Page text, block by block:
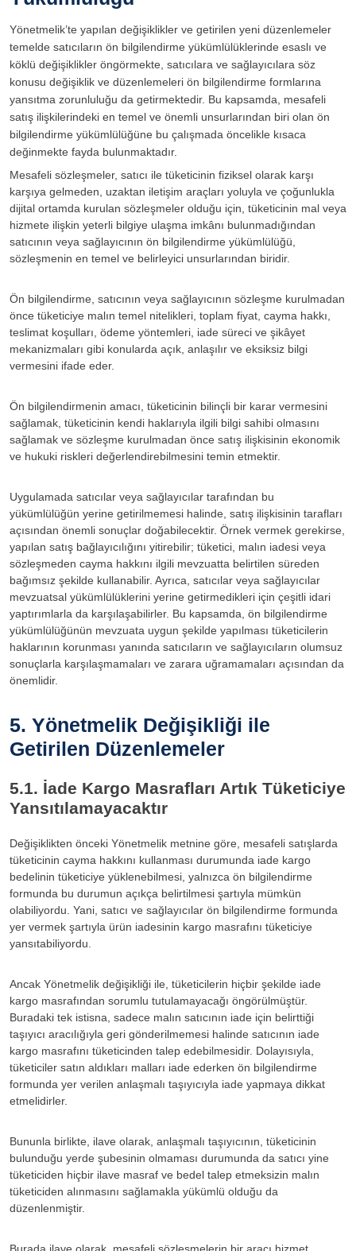
Yönetmelik’te yapılan değişiklikler ve getirilen yeni düzenlemeler
temelde satıcıların ön bilgilendirme yükümlülüklerinde esaslı ve
köklü değişiklikler öngörmekte, satıcılara ve sağlayıcılara söz
konusu değişiklik ve düzenlemeleri ön bilgilendirme formlarına
yansıtma zorunluluğu da getirmektedir. Bu kapsamda, mesafeli
satış ilişkilerindeki en temel ve önemli unsurlarından biri olan ön
bilgilendirme yükümlülüğüne bu çalışmada öncelikle kısaca
değinmekte fayda bulunmaktadır.
Mesafeli sözleşmeler, satıcı ile tüketicinin fiziksel olarak karşı
karşıya gelmeden, uzaktan iletişim araçları yoluyla ve çoğunlukla
dijital ortamda kurulan sözleşmeler olduğu için, tüketicinin mal veya
hizmete ilişkin yeterli bilgiye ulaşma imkânı bulunmadığından
satıcının veya sağlayıcının ön bilgilendirme yükümlülüğü,
sözleşmenin en temel ve belirleyici unsurlarından biridir.
Ön bilgilendirme, satıcının veya sağlayıcının sözleşme kurulmadan
önce tüketiciye malın temel nitelikleri, toplam fiyat, cayma hakkı,
teslimat koşulları, ödeme yöntemleri, iade süreci ve şikâyet
mekanizmaları gibi konularda açık, anlaşılır ve eksiksiz bilgi
vermesini ifade eder.
Ön bilgilendirmenin amacı, tüketicinin bilinçli bir karar vermesini
sağlamak, tüketicinin kendi haklarıyla ilgili bilgi sahibi olmasını
sağlamak ve sözleşme kurulmadan önce satış ilişkisinin ekonomik
ve hukuki riskleri değerlendirebilmesini temin etmektir.
Uygulamada satıcılar veya sağlayıcılar tarafından bu
yükümlülüğün yerine getirilmemesi halinde, satış ilişkisinin tarafları
açısından önemli sonuçlar doğabilecektir. Örnek vermek gerekirse,
yapılan satış bağlayıcılığını yitirebilir; tüketici, malın iadesi veya
sözleşmeden cayma hakkını ilgili mevzuatta belirtilen süreden
bağımsız şekilde kullanabilir. Ayrıca, satıcılar veya sağlayıcılar
mevzuatsal yükümlülüklerini yerine getirmedikleri için çeşitli idari
yaptırımlarla da karşılaşabilirler. Bu kapsamda, ön bilgilendirme
yükümlülüğünün mevzuata uygun şekilde yapılması tüketicilerin
haklarının korunması yanında satıcıların ve sağlayıcıların olumsuz
sonuçlarla karşılaşmamaları ve zarara uğramamaları açısından da
önemlidir.
5. Yönetmelik Değişikliği ile
Getirilen Düzenlemeler
5.1. İade Kargo Masrafları Artık Tüketiciye
Yansıtılamayacaktır
Değişiklikten önceki Yönetmelik metnine göre, mesafeli satışlarda
tüketicinin cayma hakkını kullanması durumunda iade kargo
bedelinin tüketiciye yüklenebilmesi, yalnızca ön bilgilendirme
formunda bu durumun açıkça belirtilmesi şartıyla mümkün
olabiliyordu. Yani, satıcı ve sağlayıcılar ön bilgilendirme formunda
yer vermek şartıyla ürün iadesinin kargo masrafını tüketiciye
yansıtabiliyordu.
Ancak Yönetmelik değişikliği ile, tüketicilerin hiçbir şekilde iade
kargo masrafından sorumlu tutulamayacağı öngörülmüştür.
Buradaki tek istisna, sadece malın satıcının iade için belirttiği
taşıyıcı aracılığıyla geri gönderilmemesi halinde satıcının iade
kargo masrafını tüketicinden talep edebilmesidir. Dolayısıyla,
tüketiciler satın aldıkları malları iade ederken ön bilgilendirme
formunda yer verilen anlaşmalı taşıyıcıyla iade yapmaya dikkat
etmelidirler.
Bununla birlikte, ilave olarak, anlaşmalı taşıyıcının, tüketicinin
bulunduğu yerde şubesinin olmaması durumunda da satıcı yine
tüketiciden hiçbir ilave masraf ve bedel talep etmeksizin malın
tüketiciden alınmasını sağlamakla yükümlü olduğu da
düzenlenmiştir.
Burada ilave olarak, mesafeli sözleşmelerin bir aracı hizmet